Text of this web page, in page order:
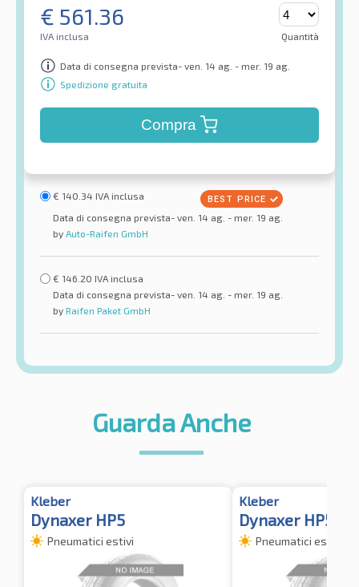
€ 561.36
IVA inclusa Quantità
Data di consegna prevista- ven. 14 ag. - mer. 19 ag.
Spedizione gratuita
Compra
€ 140.34 IVA inclusa
Data di consegna prevista- ven. 14 ag. - mer. 19 ag.
by Auto-Raifen GmbH
€ 146.20 IVA inclusa
Data di consegna prevista- ven. 14 ag. - mer. 19 ag.
by Raifen Paket GmbH
Guarda Anche
Kleber
Dynaxer HP5
Pneumatici estivi
Kleber
Dynaxer HP5 XL
Pneumatici estivi